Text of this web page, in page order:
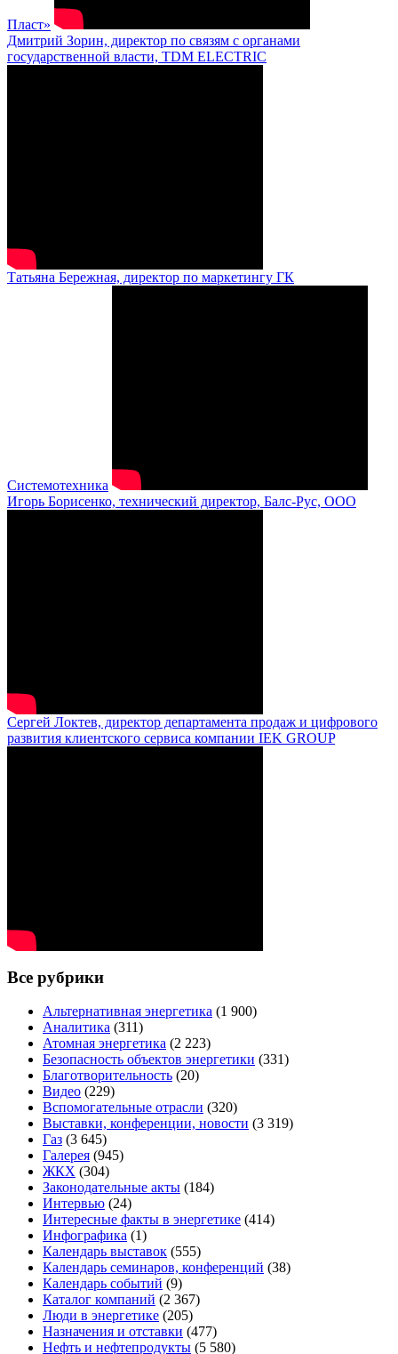
Пласт»
Дмитрий Зорин, директор по связям с органами
государственной власти, TDM ELECTRIC
Татьяна Бережная, директор по маркетингу ГК
Системотехника
Игорь Борисенко, технический директор, Балс-Рус, ООО
Сергей Локтев, директор департамента продаж и цифрового
развития клиентского сервиса компании IEK GROUP
Все рубрики
Альтернативная энергетика (1 900)
Аналитика (311)
Атомная энергетика (2 223)
Безопасность объектов энергетики (331)
Благотворительность (20)
Видео (229)
Вспомогательные отрасли (320)
Выставки, конференции, новости (3 319)
Газ (3 645)
Галерея (945)
ЖКХ (304)
Законодательные акты (184)
Интервью (24)
Интересные факты в энергетике (414)
Инфографика (1)
Календарь выставок (555)
Календарь семинаров, конференций (38)
Календарь событий (9)
Каталог компаний (2 367)
Люди в энергетике (205)
Назначения и отставки (477)
Нефть и нефтепродукты (5 580)